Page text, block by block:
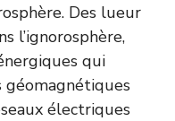
Des lueur
l’ignorosphère,
qui
électriques